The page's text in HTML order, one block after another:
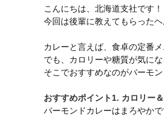
こんにちは、北海道支社です！
今回は後輩に教えてもらった
カレーと言えば、食卓の定番メ
でも、カロリーや糖質が気にな
そこでおすすめなのがバーモ
おすすめポイント1. カロリー
バーモンドカレーはまろやか